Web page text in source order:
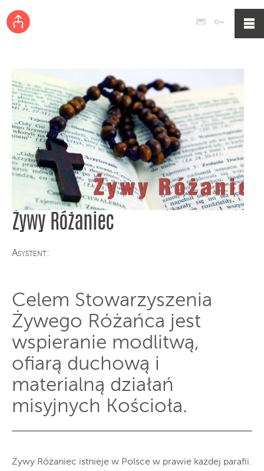
Poczta
Żywy Różaniec
Asystent:
Celem Stowarzyszenia
Żywego Różańca jest
wspieranie modlitwą,
ofiarą duchową i
materialną działań
misyjnych Kościoła.
Żywy Różaniec istnieje w Polsce w prawie każdej parafii.